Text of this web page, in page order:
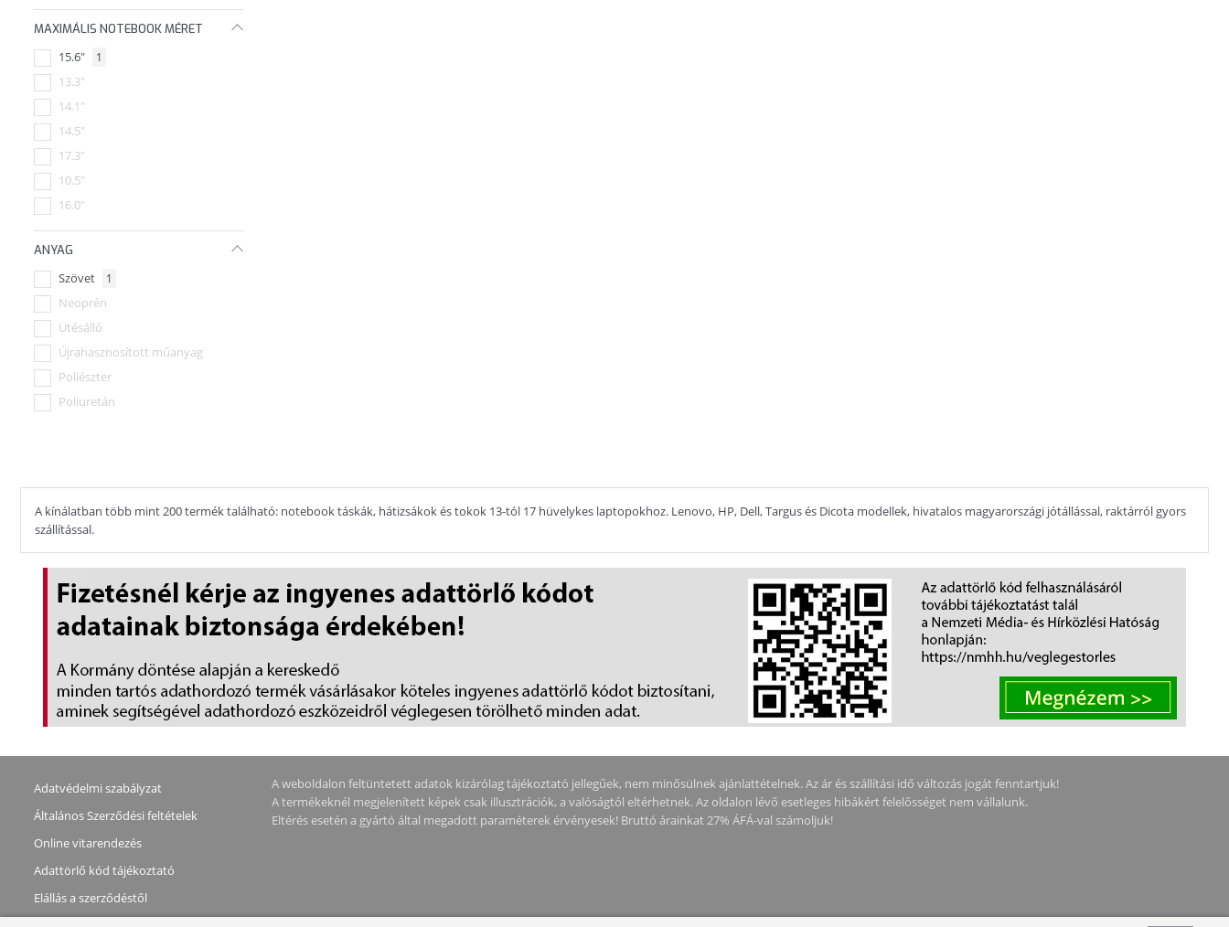
MAXIMÁLIS NOTEBOOK MÉRET
15.6" 1
13.3"
14.1"
14.5"
17.3"
10.5"
16.0"
15.0"
14.0"
17.0"
18.0"
ANYAG
Szövet 1
Neoprén
Ütésálló
Újrahasznosított műanyag
Poliészter
Poliuretán
A kínálatban több mint 200 termék található: notebook táskák, hátizsákok és tokok 13-tól 17 hüvelykes laptopokhoz. Lenovo, HP, Dell, Targus és Dicota modellek, hivatalos magyarországi jótállással, raktárról gyors
szállítással.
Adatvédelmi szabályzat
Általános Szerződési feltételek
Online vitarendezés
Adattörlő kód tájékoztató
Elállás a szerződéstől
A weboldalon feltüntetett adatok kizárólag tájékoztató jellegűek, nem minősülnek ajánlattételnek. Az ár és szállítási idő változás jogát fenntartjuk!
A termékeknél megjelenített képek csak illusztrációk, a valóságtól eltérhetnek. Az oldalon lévő esetleges hibákért felelősséget nem vállalunk.
Eltérés esetén a gyártó által megadott paraméterek érvényesek! Bruttó árainkat 27% ÁFÁ-val számoljuk!